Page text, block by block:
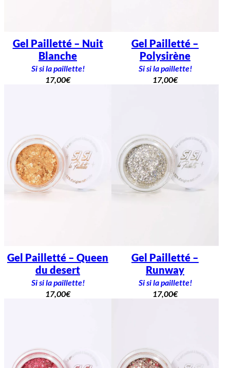
Gel Pailletté – Nuit
Blanche
Si si la paillette!
17,00€
Gel Pailletté –
Polysirène
Si si la paillette!
17,00€
Gel Pailletté – Queen
du desert
Si si la paillette!
17,00€
Gel Pailletté –
Runway
Si si la paillette!
17,00€